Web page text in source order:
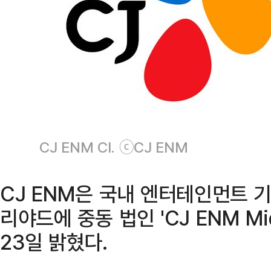
CJ ENM CI. ⓒCJ ENM
CJ ENM은 국내 엔터테인먼트
리야드에 중동 법인 'CJ ENM
23일 밝혔다.